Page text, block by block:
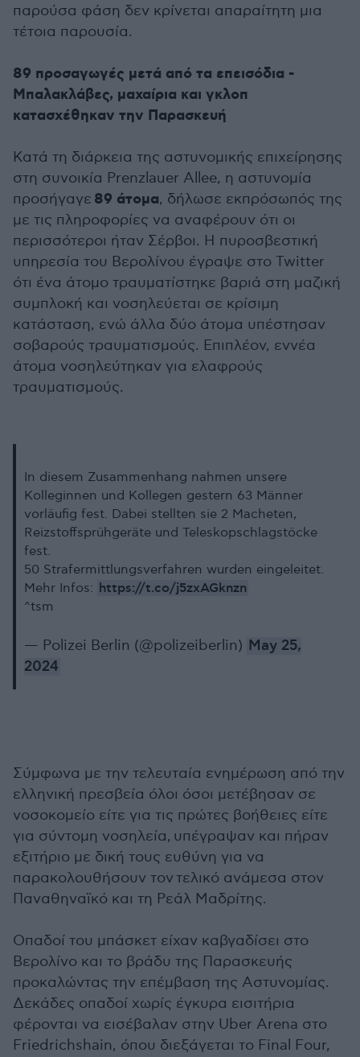
παρούσα φάση δεν κρίνεται απαραίτητη μια
τέτοια παρουσία.
89 προσαγωγές μετά από τα επεισόδια -
Μπαλακλάβες, μαχαίρια και γκλοπ
κατασχέθηκαν την Παρασκευή
Κατά τη διάρκεια της αστυνομικής επιχείρησης
στη συνοικία Prenzlauer Allee, η αστυνομία
προσήγαγε 89 άτομα, δήλωσε εκπρόσωπός της
με τις πληροφορίες να αναφέρουν ότι οι
περισσότεροι ήταν Σέρβοι. Η πυροσβεστική
υπηρεσία του Βερολίνου έγραψε στο Twitter
ότι ένα άτομο τραυματίστηκε βαριά στη μαζική
συμπλοκή και νοσηλεύεται σε κρίσιμη
κατάσταση, ενώ άλλα δύο άτομα υπέστησαν
σοβαρούς τραυματισμούς. Επιπλέον, εννέα
άτομα νοσηλεύτηκαν για ελαφρούς
τραυματισμούς.
In diesem Zusammenhang nahmen unsere
Kolleginnen und Kollegen gestern 63 Männer
vorläufig fest. Dabei stellten sie 2 Macheten,
Reizstoffsprühgeräte und Teleskopschlagstöcke
fest.
50 Strafermittlungsverfahren wurden eingeleitet.
Mehr Infos: https://t.co/j5zxAGknzn
^tsm
— Polizei Berlin (@polizeiberlin) May 25,
2024
Σύμφωνα με την τελευταία ενημέρωση από την
ελληνική πρεσβεία όλοι όσοι μετέβησαν σε
νοσοκομείο είτε για τις πρώτες βοήθειες είτε
για σύντομη νοσηλεία, υπέγραψαν και πήραν
εξιτήριο με δική τους ευθύνη για να
παρακολουθήσουν τον τελικό ανάμεσα στον
Παναθηναϊκό και τη Ρεάλ Μαδρίτης.
Οπαδοί του μπάσκετ είχαν καβγαδίσει στο
Βερολίνο και το βράδυ της Παρασκευής
προκαλώντας την επέμβαση της Αστυνομίας.
Δεκάδες οπαδοί χωρίς έγκυρα εισιτήρια
φέρονται να εισέβαλαν στην Uber Arena στο
Friedrichshain, όπου διεξάγεται το Final Four,